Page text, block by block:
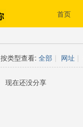
首页
按类型查看: 全部 | 网址 |
现在还没分享